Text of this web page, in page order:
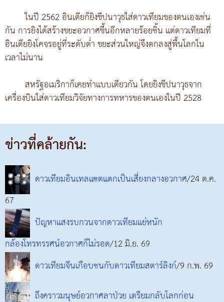
ในปี 2562 อินเดียก็ยิงขีปนาวุธใส่ดาวเทียมของตนเองเช่น
กัน การยิงได้สร้างขยะอวกาศขึ้นอีกหลายร้อยชิ้น แต่ดาวเทียมที่
อินเดียยิงโคจรอยู่ที่ระดับต่ำ ขยะส่วนใหญ่จึงตกลงสู่พื้นโลกใน
เวลาไม่นาน
สหรัฐอเมริกาก็เคยทำแบบเดียวกัน โดยยิงขีปนาวุธจาก
เครื่องบินใส่ดาวเทียมวิจัยทางการทหารของตนเองในปี 2528
ข่าวที่คล้ายกัน:
ดาวเทียมอินเทลแซตแตกเป็นเสี่ยงกลางอวกาศ/24 ต.ค.
67
ปัญหาแสงรบกวนจากดาวเทียมแย่หนัก
กล้องโทรทรรศน์อวกาศก็ไม่รอด/12 มิ.ย. 69
ดาวเทียมจีนเกือบชนกับดาวเทียมสตาร์ลิงก์/9 ก.พ. 69
ถึงคราวมนุษย์อวกาศลาป่วย เตรียมกลับโลกก่อน